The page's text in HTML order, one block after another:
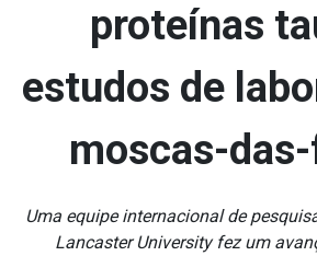
proteínas
estudos de
moscas-
Uma equipe internacional de
Lancaster University fez um